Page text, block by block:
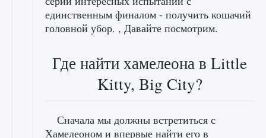
единственным финалом - получить кошачий
головной убор. , Давайте посмотрим.
Где найти хамелеона в Little
Kitty, Big City?
Сначала мы должны встретиться с
Хамелеоном и впервые найти его в